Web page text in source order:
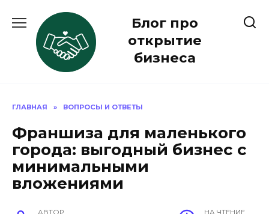
содержанию
Блог про
открытие
бизнеса
ГЛАВНАЯ » ВОПРОСЫ И ОТВЕТЫ
Франшиза для маленького
города: выгодный бизнес с
минимальными
вложениями
АВТОР НА ЧТЕНИЕ